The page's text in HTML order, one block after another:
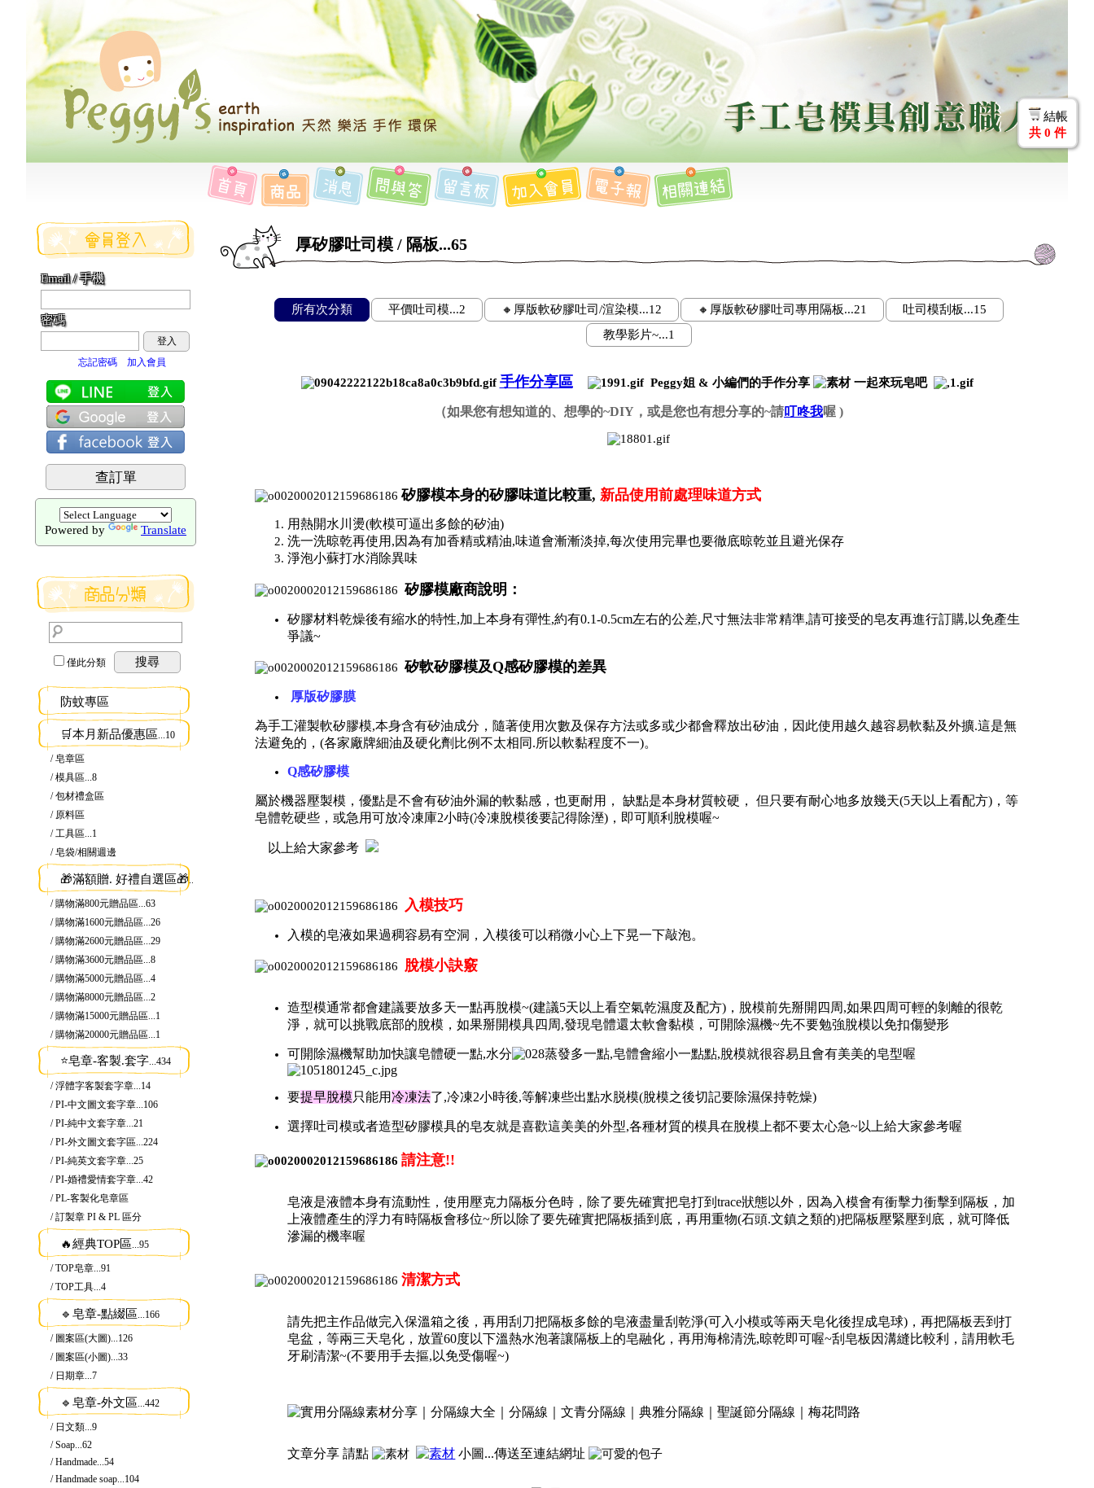
結帳
共 0 件
Email / 手機
密碼
登入
忘記密碼
加入會員
查訂單
Powered by Translate
僅此分類 搜尋
防蚊專區
🛒本月新品優惠區 ...10
/ 皂章區
/ 模具區...8
/ 包材禮盒區
/ 原料區
/ 工具區...1
/ 皂袋/相關週邊
🎁滿額贈. 好禮自選區🎁
/ 購物滿800元贈品區...63
/ 購物滿1600元贈品區...26
/ 購物滿2600元贈品區...29
/ 購物滿3600元贈品區...8
/ 購物滿5000元贈品區...4
/ 購物滿8000元贈品區...2
/ 購物滿15000元贈品區...1
/ 購物滿20000元贈品區...1
⭐皂章-客製.套字 ...434
/ 浮體字客製套字章...14
/ PI-中文圖文套字章...106
/ PI-純中文套字章...21
/ PI-外文圖文套字區...224
/ PI-純英文套字章...25
/ PI-婚禮愛情套字章...42
/ PL-客製化皂章區
/ 訂製章 PI & PL 區分
🔥經典TOP區 ...95
/ TOP皂章...91
/ TOP工具...4
🔹皂章-點綴區 ...166
/ 圖案區(大圖)...126
/ 圖案區(小圖)...33
/ 日期章...7
🔹皂章-外文區 ...442
/ 日文類...9
/ Soap...62
/ Handmade...54
/ Handmade soap...104
厚矽膠吐司模 / 隔板...65
所有次分類 平價吐司模...2 🔸厚版軟矽膠吐司/渲染模...12 🔸厚版軟矽膠吐司專用隔板...21
吐司模刮板...15
教學影片~...1
手作分享區 Peggy姐 & 小編們的手作分享 一起來玩皂吧
（如果您有想知道的、想學的~DIY，或是您也有想分享的~請叮咚我喔 )
矽膠模本身的矽膠味道比較重, 新品使用前處理味道方式
用熱開水川燙(軟模可逼出多餘的矽油)
洗一洗晾乾再使用,因為有加香精或精油,味道會漸漸淡掉,每次使用完畢也要徹底晾乾並且避光保存
淨泡小蘇打水消除異味
矽膠模廠商說明：
矽膠材料乾燥後有縮水的特性,加上本身有彈性,約有0.1-0.5cm左右的公差,尺寸無法非常精準,請可接受的皂友再進行訂購,以免產生
爭議~
矽軟矽膠模及Q感矽膠模的差異
厚版矽膠膜
為手工灌製軟矽膠模,本身含有矽油成分，隨著使用次數及保存方法或多或少都會釋放出矽油，因此使用越久越容易軟黏及外擴.這是無
法避免的，(各家廠牌細油及硬化劑比例不太相同.所以軟黏程度不一)。
Q感矽膠模
屬於機器壓製模，優點是不會有矽油外漏的軟黏感，也更耐用， 缺點是本身材質較硬， 但只要有耐心地多放幾天(5天以上看配方)，等
皂體乾硬些，或急用可放冷凍庫2小時(冷凍脫模後要記得除溼)，即可順利脫模喔~
以上給大家參考
入模技巧
入模的皂液如果過稠容易有空洞，入模後可以稍微小心上下晃一下敲泡。
脫模小訣竅
造型模通常都會建議要放多天一點再脫模~(建議5天以上看空氣乾濕度及配方)， 脫模前先掰開四周,如果四周可輕的剝離的很乾
淨，就可以挑戰底部的脫模，如果掰開模具四周,發現皂體還太軟會黏模，可開除濕機~先不要勉強脫模以免扣傷變形
可開除濕機幫助加快讓皂體硬一點,水分 蒸發多一點,皂體會縮小一點點,脫模就很容易且會有美美的皂型喔
要提早脫模只能用冷凍法了,冷凍2小時後,等解凍些出點水脱模(脫模之後切記要除濕保持乾燥)
選擇吐司模或者造型矽膠模具的皂友就是喜歡這美美的外型,各種材質的模具在脫模上都不要太心急~以上給大家參考喔
請注意!!
皂液是液體本身有流動性，使用壓克力隔板分色時， 除了要先確實把皂打到trace狀態以外，因為入模會有衝擊力衝擊到隔板， 加
上液體產生的浮力有時隔板會移位~所以除了要先確實把隔板插到底，再用重物(石頭.文鎮之類的)把隔板壓緊壓到底，就可降低
滲漏的機率喔
清潔方式
請先把主作品做完入保溫箱之後，再用刮刀把隔板多餘的皂液盡量刮乾淨(可入小模或等兩天皂化後捏成皂球)，再把隔板丟到打
皂盆，等兩三天皂化，放置60度以下溫熱水泡著讓隔板上的皂融化，再用海棉清洗,晾乾即可喔~刮皂板因溝縫比較利，請用軟毛
牙刷清潔~(不要用手去摳,以免受傷喔~)
文章分享 請點 小圖...傳送至連結網址